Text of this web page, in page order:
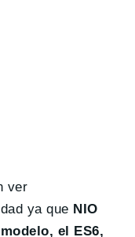
ver
ya que NIO
el ES6,